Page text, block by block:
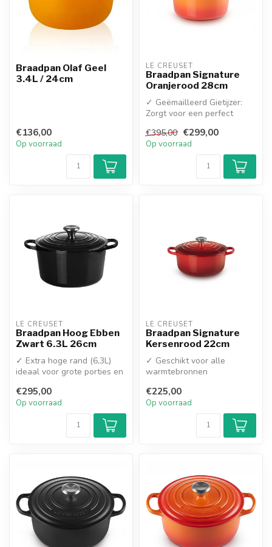
Braadpan Olaf Geel
3.4L / 24cm
€136,00
Op voorraad
LE CREUSET
Braadpan Signature
Oranjerood 28cm
✓ Geëmailleerd Gietijzer:
Zorgt voor een perfect
warmteverdeling en...
€395,00 €299,00
Op voorraad
LE CREUSET
Braadpan Hoog Ebben
Zwart 6.3L 26cm
✓ Extra hoge rand (6,3L)
ideaal voor grote porties en
✓ Gelijkm...
€295,00
Op voorraad
LE CREUSET
Braadpan Signature
Kersenrood 22cm
✓ Geschikt voor alle
warmtebronnen
€225,00
Op voorraad